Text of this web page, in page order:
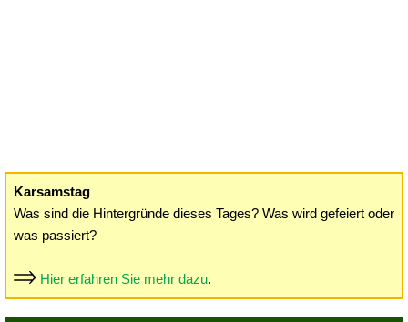
Karsamstag
Was sind die Hintergründe dieses Tages? Was wird gefeiert oder
was passiert?
Hier erfahren Sie mehr dazu.